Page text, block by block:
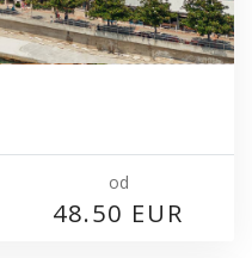
od
48.50 EUR